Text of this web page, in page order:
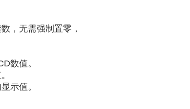
，无需强制置零，
数值。
‌。
示值‌。